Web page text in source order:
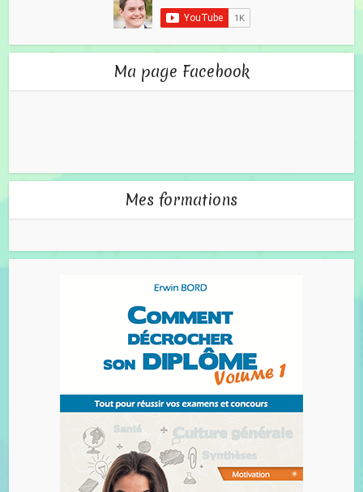
Ma page Facebook
Mes formations